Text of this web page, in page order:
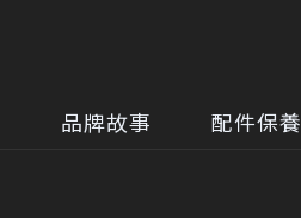
品牌故事 配件保養